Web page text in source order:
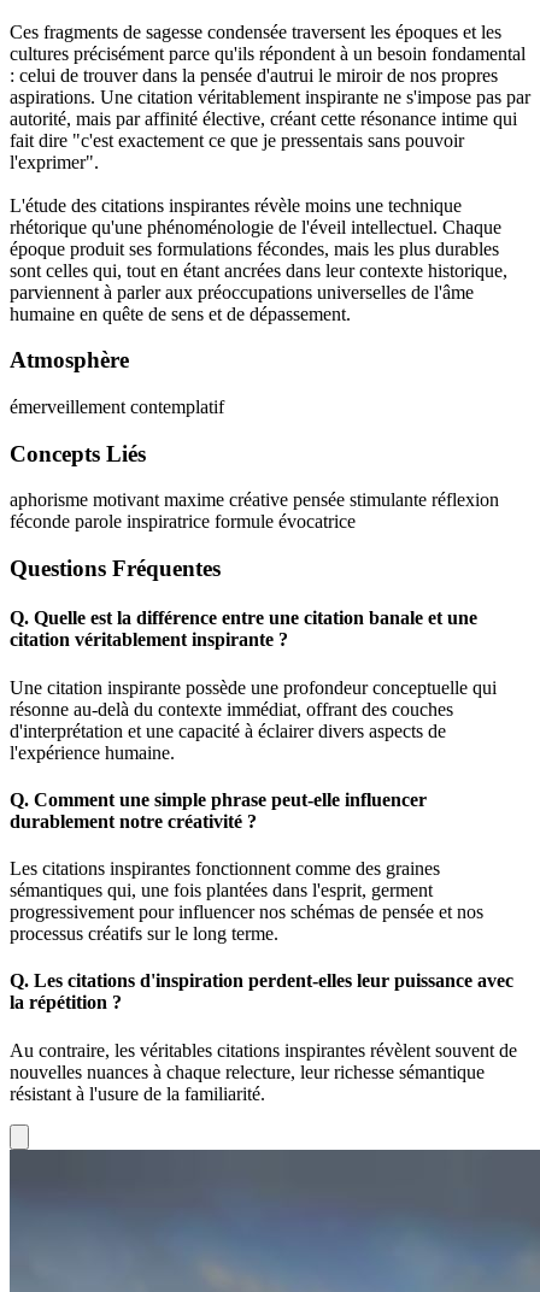
Ces fragments de sagesse condensée traversent les époques et les
cultures précisément parce qu'ils répondent à un besoin fondamental
: celui de trouver dans la pensée d'autrui le miroir de nos propres
aspirations. Une citation véritablement inspirante ne s'impose pas par
autorité, mais par affinité élective, créant cette résonance intime qui
fait dire "c'est exactement ce que je pressentais sans pouvoir
l'exprimer".
L'étude des citations inspirantes révèle moins une technique
rhétorique qu'une phénoménologie de l'éveil intellectuel. Chaque
époque produit ses formulations fécondes, mais les plus durables
sont celles qui, tout en étant ancrées dans leur contexte historique,
parviennent à parler aux préoccupations universelles de l'âme
humaine en quête de sens et de dépassement.
Atmosphère
émerveillement contemplatif
Concepts Liés
aphorisme motivantmaxime créative pensée stimulante réflexion
féconde parole inspiratrice formule évocatrice
Questions Fréquentes
Q. Quelle est la différence entre une citation banale et une
citation véritablement inspirante ?
Une citation inspirante possède une profondeur conceptuelle qui
résonne au-delà du contexte immédiat, offrant des couches
d'interprétation et une capacité à éclairer divers aspects de
l'expérience humaine.
Q. Comment une simple phrase peut-elle influencer
durablement notre créativité ?
Les citations inspirantes fonctionnent comme des graines
sémantiques qui, une fois plantées dans l'esprit, germent
progressivement pour influencer nos schémas de pensée et nos
processus créatifs sur le long terme.
Q. Les citations d'inspiration perdent-elles leur puissance avec
la répétition ?
Au contraire, les véritables citations inspirantes révèlent souvent de
nouvelles nuances à chaque relecture, leur richesse sémantique
résistant à l'usure de la familiarité.